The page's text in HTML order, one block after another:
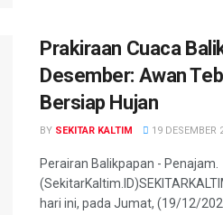
Prakiraan Cuaca
Desember: Awan
Bersiap Hujan
BY SEKITAR KALTIM 19 DESEMBER
Perairan Balikpapan - Penajam.
hari ini, pada Jumat, (19/12/